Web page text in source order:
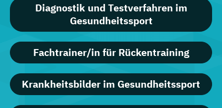
Diagnostik und Testverfahren im
Gesundheitssport
Fachtrainer/in für Rückentraining
Krankheitsbilder im Gesundheitssport